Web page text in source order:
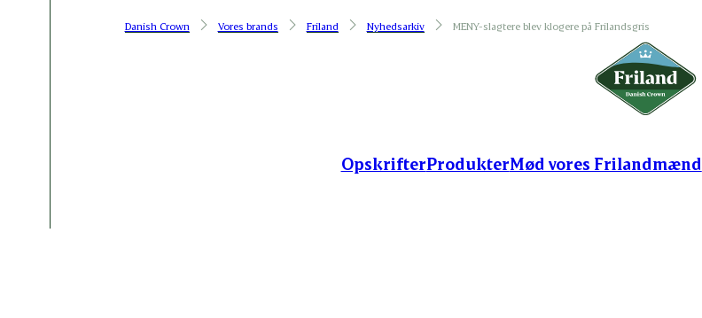
Danish Crown Vores brands Friland Nyhedsarkiv MENY-slagtere blev klogere på Frilandsgris
OpskrifterProdukterMød vores Frilandmænd